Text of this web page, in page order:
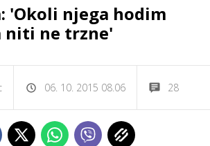
'Okoli njega hodim
niti ne trzne'
06. 10. 2015 08.06 28